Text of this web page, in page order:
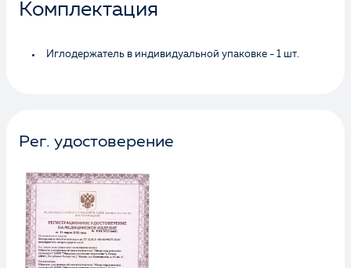
Комплектация
Иглодержатель в индивидуальной упаковке - 1 шт.
Рег. удостоверение